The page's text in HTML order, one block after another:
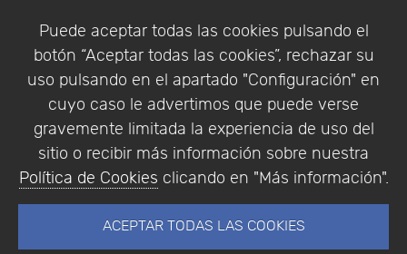
Puede aceptar todas las cookies pulsando el
botón “Aceptar todas las cookies”, rechazar su
uso pulsando en el apartado "Configuración" en
cuyo caso le advertimos que puede verse
gravemente limitada la experiencia de uso del
sitio o recibir más información sobre nuestra
Política de Cookies clicando en "Más información".
ACEPTAR TODAS LAS COOKIES
Empresa|Aviso Legal| Política de Privacidad |
Política de Cookies
© Copyright 1994 - 2026. Addlink Software
Científico, S.L.
Portugal.